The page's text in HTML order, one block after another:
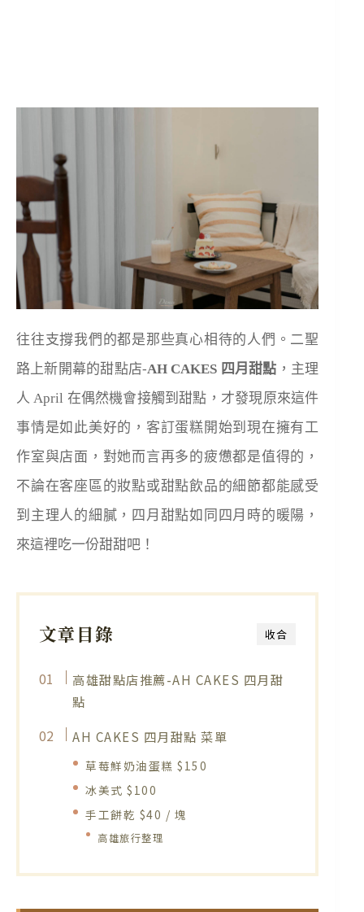
往往支撐我們的都是那些真心相待的人們。二聖
路上新開幕的甜點店-AH CAKES 四月甜點 ，主理
人 April 在偶然機會接觸到甜點，才發現原來這件
事情是如此美好的，客訂蛋糕開始到現在擁有工
作室與店面，對她而言再多的疲憊都是值得的，
不論在客座區的妝點或甜點飲品的細節都能感受
到主理人的細膩，四月甜點如同四月時的暖陽，
來這裡吃一份甜甜吧！
收合
文章目錄
高雄甜點店推薦-AH CAKES 四月甜
點
AH CAKES 四月甜點 菜單
草莓鮮奶油蛋糕 $150
冰美式 $100
手工餅乾 $40 / 塊
高雄旅行整理